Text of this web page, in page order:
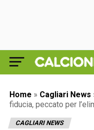
Home » Cagliari News
fiducia, peccato per
CAGLIARI NEWS